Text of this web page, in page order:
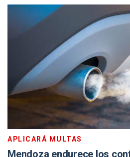
APLICARÁ MULTAS